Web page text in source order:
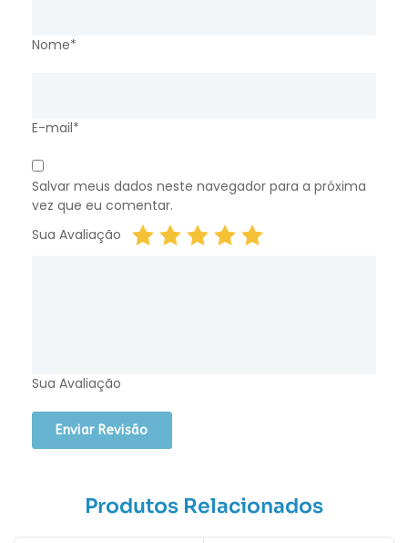
Nome*
E-mail*
Salvar meus dados neste navegador para a próxima
vez que eu comentar.
Sua Avaliação
Sua Avaliação
Produtos Relacionados